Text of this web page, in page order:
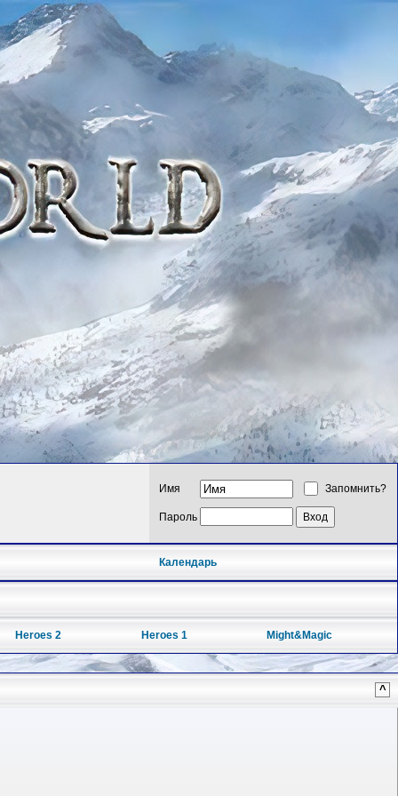
Имя Запомнить?
Пароль
Календарь
Heroes 2 Heroes 1 Might&Magic
^